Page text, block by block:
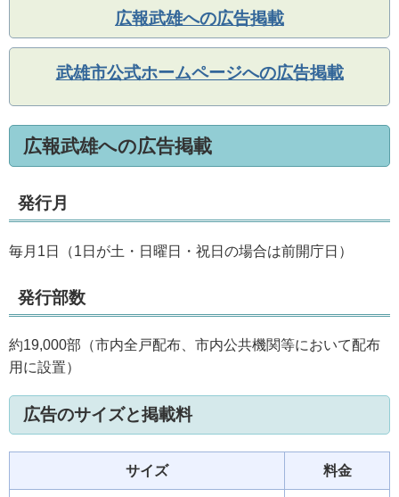
広報武雄への広告掲載
武雄市公式ホームページへの広告掲載
広報武雄への広告掲載
発行月
毎月1日（1日が土・日曜日・祝日の場合は前開庁日）
発行部数
約19,000部（市内全戸配布、市内公共機関等において配布
用に設置）
広告のサイズと掲載料
サイズ 料金